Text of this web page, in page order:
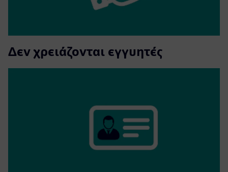
Δεν χρειάζονται εγγυητές